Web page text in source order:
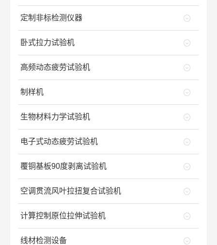
定制非标检测仪器
卧式拉力试验机
高频动态疲劳试验机
制样机
生物材料力学试验机
电子式动态疲劳试验机
覆铜基板90度剥离试验机
空调贯流风叶拉扭复合试验机
计算控制原位拉伸试验机
线材检测设备